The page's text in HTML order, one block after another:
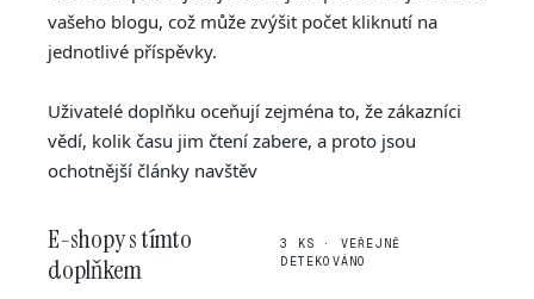
vašeho blogu, což může zvýšit počet kliknutí na
jednotlivé příspěvky.
Uživatelé doplňku oceňují zejména to, že zákazníci
vědí, kolik času jim čtení zabere, a proto jsou
ochotnější články navštěv
E-shopy s tímto
doplňkem
3 KS · VEŘEJNĚ
DETEKOVÁNO